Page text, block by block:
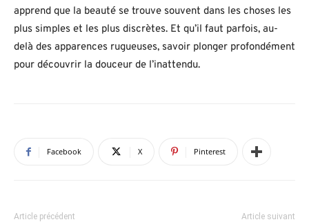
apprend que la beauté se trouve souvent dans les choses les
plus simples et les plus discrètes. Et qu’il faut parfois, au-
delà des apparences rugueuses, savoir plonger profondément
pour découvrir la douceur de l’inattendu.
Facebook X Pinterest
Article précédent Article suivant